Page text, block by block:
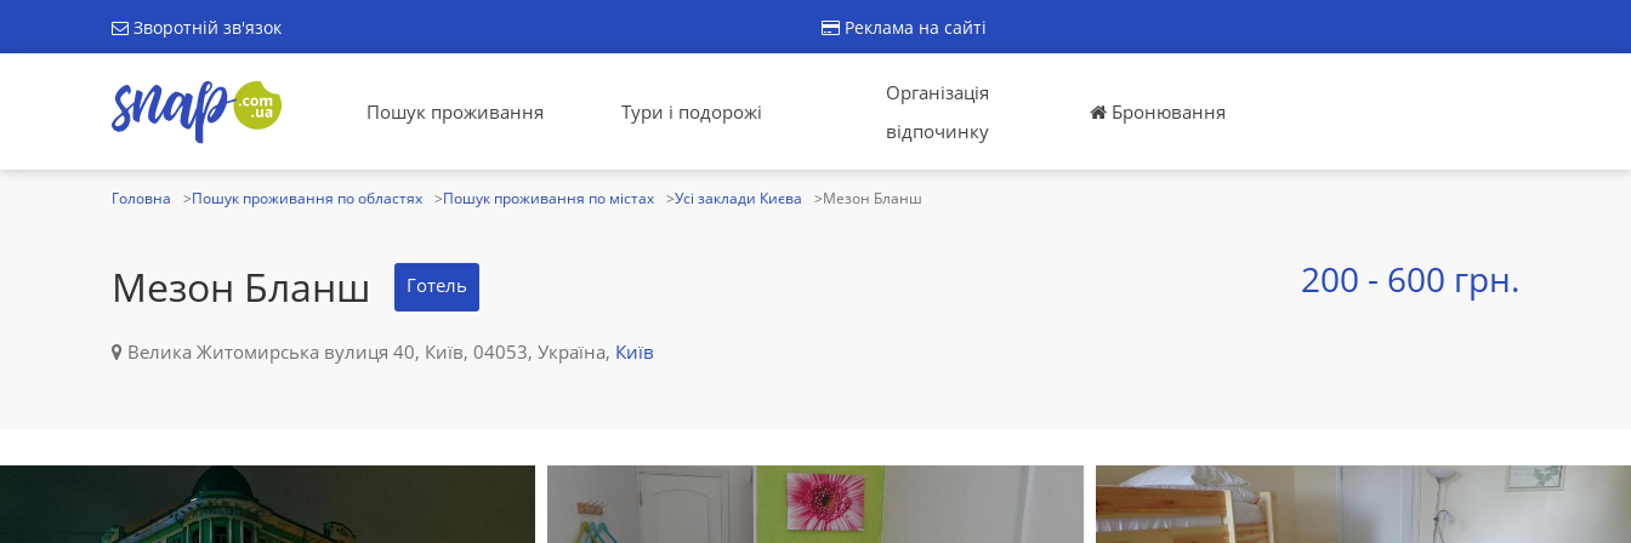
Зворотній зв'язок Реклама на сайті
Пошук проживання Тури і подорожі
Організація
відпочинку
Бронювання
Головна Пошук проживання по областях Пошук проживання по містах Усі заклади Києва Мезон Бланш
Мезон Бланш Готель 200 - 600 грн.
Велика Житомирська вулиця 40, Київ, 04053, Україна, Київ